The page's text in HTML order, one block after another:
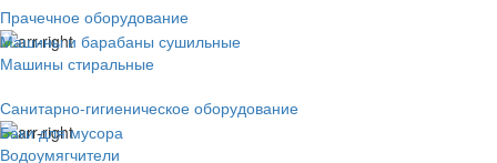
Прачечное оборудование
Машины и барабаны сушильные
Машины стиральные
Санитарно-гигиеническое оборудование
Баки для мусора
Водоумягчители